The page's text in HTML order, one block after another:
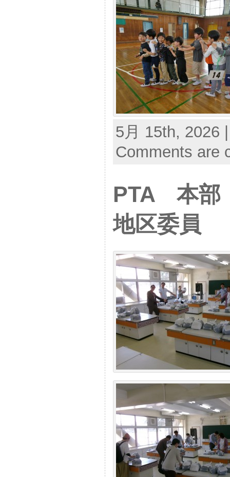
5月 15th, 2026
Comments are
PTA 本部
地区委員